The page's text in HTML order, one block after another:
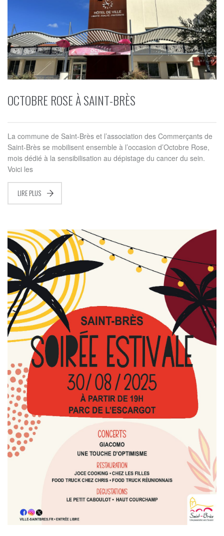
OCTOBRE ROSE À SAINT-BRÈS
La commune de Saint-Brès et l’association des Commerçants de
Saint-Brès se mobilisent ensemble à l’occasion d’Octobre Rose,
mois dédié à la sensibilisation au dépistage du cancer du sein.
Voici les
LIRE PLUS